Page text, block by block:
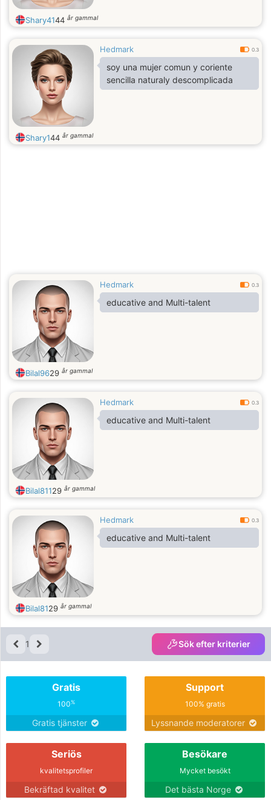
Shary4144 år gammal
Hedmark 0.3
soy una mujer comun y coriente
sencilla naturaly descomplicada
Shary144 år gammal
Hedmark 0.3
educative and Multi-talent
Bilal9629 år gammal
Hedmark 0.3
educative and Multi-talent
Bilal81129 år gammal
Hedmark 0.3
educative and Multi-talent
Bilal8129 år gammal
1 Sök efter kriterier
Gratis
100%
Gratis tjänster
Support
100% gratis
Lyssnande moderatorer
Seriös
kvalitetsprofiler
Bekräftad kvalitet
Besökare
Mycket besökt
Det bästa Norge